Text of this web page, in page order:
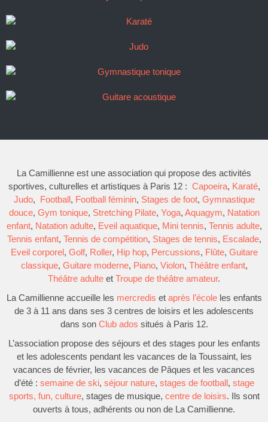
La Camillienne est une association qui propose des activités
sportives, culturelles et artistiques à Paris 12 : Capoeira, Karaté,
Judo, Football, Football féminin, Stages de foot, Gymnastique
douce, Gym tonique, Stretching Pilate, Yoga, Aquagym, Natation
enfant, Natation adulte, Eveil aquatique, Mini tennis, Tennis adulte,
Tennis enfant, Tennis de compétition, Stages de tennis, Escalade,
Eveil corporel, Golf, Roller, Hip hop, Percussions, Flûte, Guitare
classique, Guitare moderne, Piano, Violon, Théâtre enfant,
Théâtre adulte et Troupe de théâtre amateur.
La Camillienne accueille les mercredis et après l’écoleles enfants
de 3 à 11 ans dans ses 3 centres de loisirs et les adolescents
dans son Club ados situés à Paris 12.
L’association propose des séjours et des stages pour les enfants
et les adolescents pendant les vacances de la Toussaint, les
vacances de février, les vacances de Pâques et les vacances
d’été : semaine de ski, séjour nature, stages de football, stage
sports, fun, culture, stages de musique, centre de loisirs. Ils sont
ouverts à tous, adhérents ou non de La Camillienne.